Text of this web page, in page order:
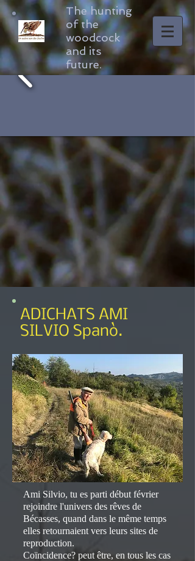
The hunting
of the
woodcock
and its
future.
ADICHATS AMI
SILVIO Spanò.
Ami Silvio, tu es parti début février
rejoindre l'univers des rêves de
Bécasses, quand dans le même temps
elles retournaient vers leurs sites de
reproduction.
Coïncidence? peut être, en tous les cas